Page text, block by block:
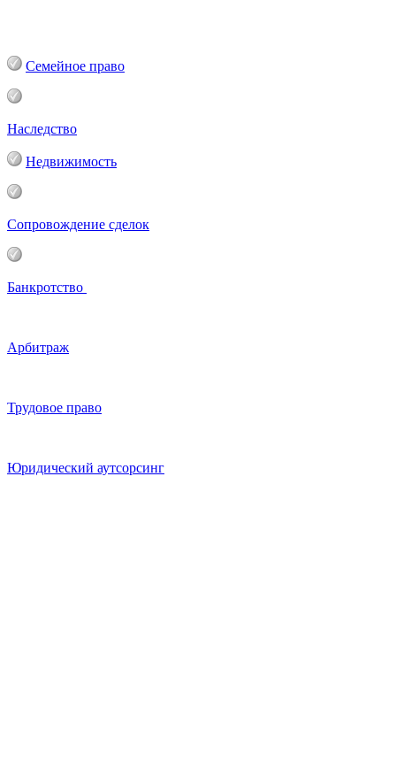
Семейное право
Наследство
Недвижимость
Сопровождение сделок
Банкротство
Арбитраж
Трудовое право
Юридический аутсорсинг